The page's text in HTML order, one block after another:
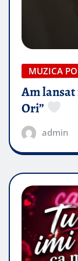
MUZICA
Am lansat
Ori”
admin